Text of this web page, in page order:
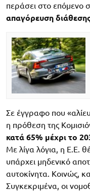
περάσει στο επόμενο
απαγόρευση
Σε έγγραφο που
η πρόθεση της
κατά 65% μέχρι το
Με λίγα λόγια, η Ε.Ε.
υπάρχει μηδενικό
αυτοκίνητα. Κοινώς,
Συγκεκριμένα, οι